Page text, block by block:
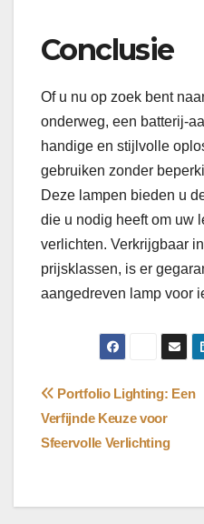
Conclusie
Of u nu op zoek bent
onderweg, een batterij-
handige en stijlvolle
gebruiken zonder
Deze lampen bieden u
die u nodig heeft om uw
verlichten. Verkrijgbaar
prijsklassen, is er
aangedreven lamp voor
Bericht
navigatie
Portfolio Lighting: Een
Verfijnde Keuze voor
Sfeervolle Verlichting